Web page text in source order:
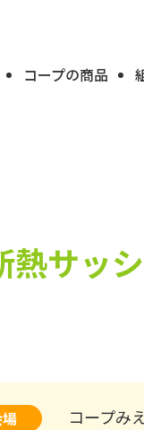
コープの商品
熱サッ
コープみ